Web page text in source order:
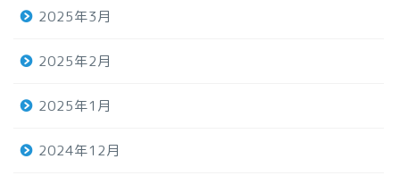
2025年3月
2025年2月
2025年1月
2024年12月